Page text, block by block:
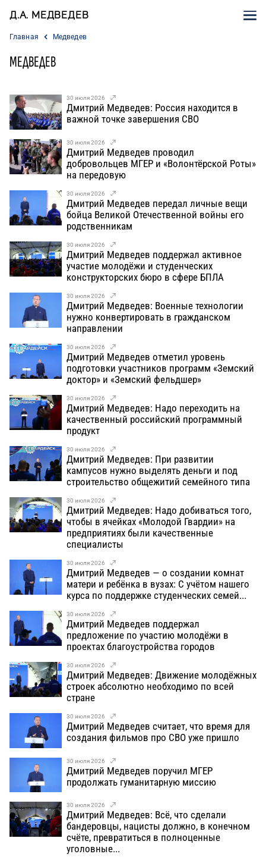
Д.А. МЕДВЕДЕВ
Главная Медведев
МЕДВЕДЕВ
30 июля 2026
Дмитрий Медведев: Россия находится в
важной точке завершения СВО
30 июля 2026
Дмитрий Медведев проводил
добровольцев МГЕР и «Волонтёрской Роты»
на передовую
30 июля 2026
Дмитрий Медведев передал личные вещи
бойца Великой Отечественной войны его
родственникам
30 июля 2026
Дмитрий Медведев поддержал активное
участие молодёжи и студенческих
конструкторских бюро в сфере БПЛА
30 июля 2026
Дмитрий Медведев: Военные технологии
нужно конвертировать в гражданском
направлении
30 июля 2026
Дмитрий Медведев отметил уровень
подготовки участников программ «Земский
доктор» и «Земский фельдшер»
30 июля 2026
Дмитрий Медведев: Надо переходить на
качественный российский программный
продукт
30 июля 2026
Дмитрий Медведев: При развитии
кампусов нужно выделять деньги и под
строительство общежитий семейного типа
30 июля 2026
Дмитрий Медведев: Надо добиваться того,
чтобы в ячейках «Молодой Гвардии» на
предприятиях были качественные
специалисты
30 июля 2026
Дмитрий Медведев — о создании комнат
матери и ребёнка в вузах: С учётом нашего
курса по поддержке студенческих семей...
30 июля 2026
Дмитрий Медведев поддержал
предложение по участию молодёжи в
проектах благоустройства городов
30 июля 2026
Дмитрий Медведев: Движение молодёжных
строек абсолютно необходимо по всей
стране
30 июля 2026
Дмитрий Медведев считает, что время для
создания фильмов про СВО уже пришло
30 июля 2026
Дмитрий Медведев поручил МГЕР
продолжать гуманитарную миссию
30 июля 2026
Дмитрий Медведев: Всё, что сделали
бандеровцы, нацисты должно, в конечном
счёте, превратиться в полноценные
уголовные...